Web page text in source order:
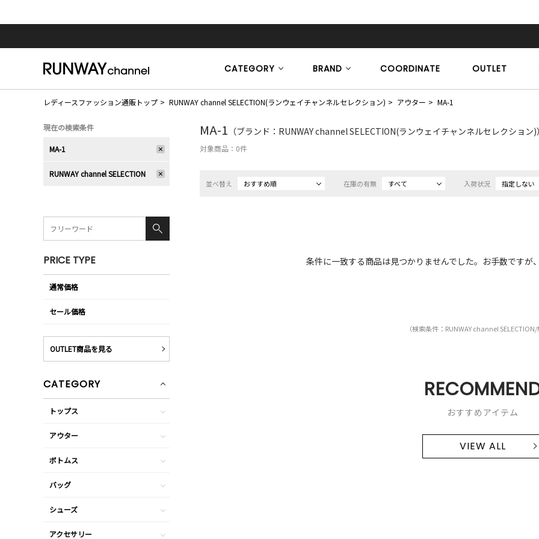
CATEGORY BRAND COORDINATE OUTLET
レディースファッション通販トップ RUNWAY channel SELECTION(ランウェイチャンネルセレクション) アウター MA-1
MA-1 （ブランド：RUNWAY channel SELECTION(ランウェイチャンネルセレクション)）
対象商品： 0件
並べ替え おすすめ順 在庫の有無 すべて 入荷状況 指定しない
条件に一致する商品は見つかりませんでした。お手数ですが
（検索条件：RUNWAY channel SELECTION/
おすすめアイテム
VIEW ALL
現在の検索条件
MA-1
RUNWAY channel SELECTION
PRICE TYPE
通常価格
セール価格
OUTLET商品を見る
CATEGORY
トップス
アウター
ボトムス
バッグ
シューズ
アクセサリー